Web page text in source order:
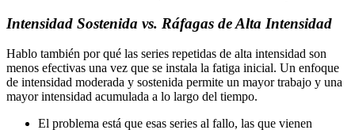
Intensidad Sostenida vs. Ráfagas de Alta Intensidad
Hablo también por qué las series repetidas de alta intensidad son
menos efectivas una vez que se instala la fatiga inicial. Un enfoque
de intensidad moderada y sostenida permite un mayor trabajo y una
mayor intensidad acumulada a lo largo del tiempo.
El problema está que esas series al fallo, las que vienen